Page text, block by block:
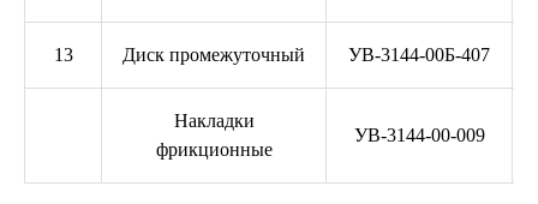
13 Диск промежуточный УВ-3144-00Б-407
Накладки
фрикционные
УВ-3144-00-009